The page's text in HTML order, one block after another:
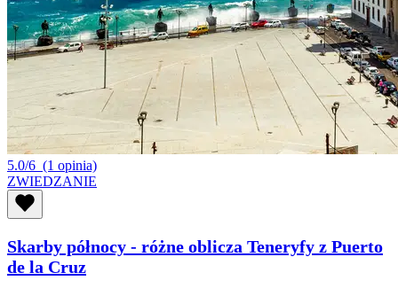
5.0/6 (1 opinia)
ZWIEDZANIE
Skarby północy - różne oblicza Teneryfy z Puerto
de la Cruz